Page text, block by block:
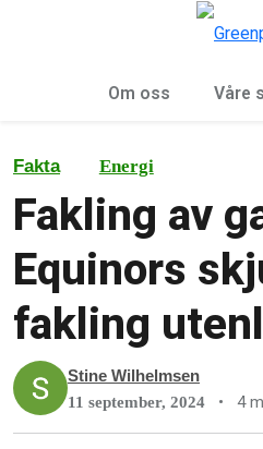
Om oss Våre
Fakta Energi
Fakling av
Equinors
fakling
Stine Wilhelmsen
11 september, 2024 • 4